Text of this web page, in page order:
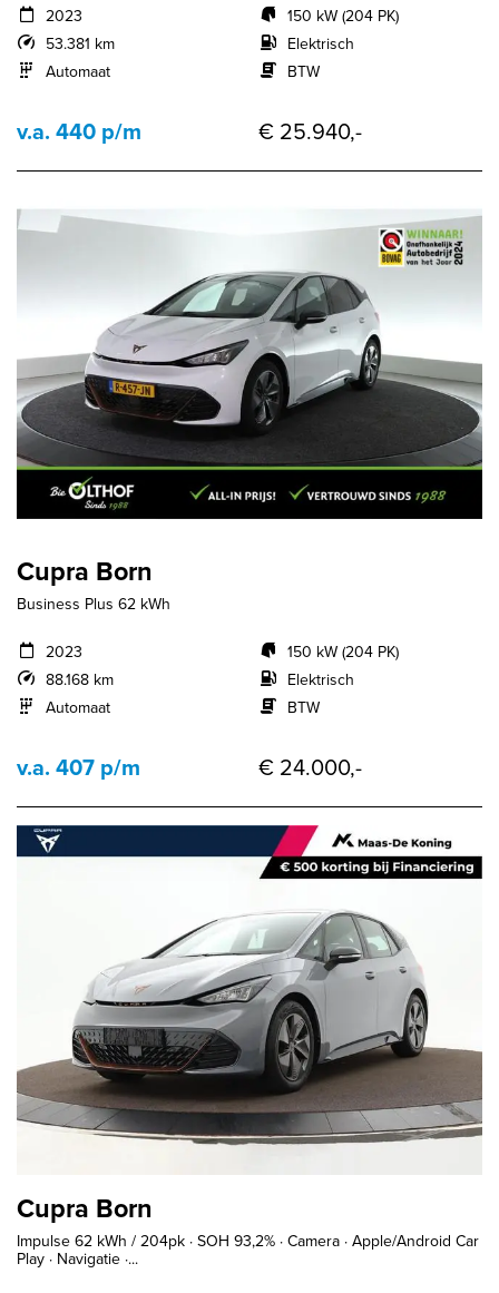
2023
53.381 km
Automaat
150 kW (204 PK)
Elektrisch
BTW
v.a. 440 p/m € 25.940,-
Cupra Born
Business Plus 62 kWh
2023
88.168 km
Automaat
150 kW (204 PK)
Elektrisch
BTW
v.a. 407 p/m € 24.000,-
Cupra Born
Impulse 62 kWh / 204pk · SOH 93,2% · Camera · Apple/Android Car
Play · Navigatie ·...